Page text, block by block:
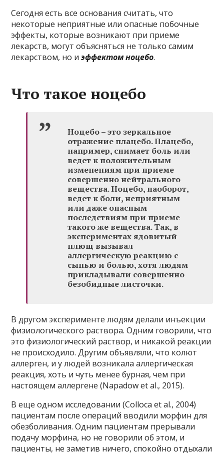
Сегодня есть все основания считать, что
некоторые неприятные или опасные побочные
эффекты, которые возникают при приеме
лекарств, могут объясняться не только самим
лекарством, но и эффектом ноцебо.
Что такое ноцебо
Ноцебо – это зеркальное
отражение плацебо. Плацебо,
например, снимает боль или
ведет к положительным
изменениям при приеме
совершенно нейтрального
вещества. Ноцебо, наоборот,
ведет к боли, неприятным
или даже опасным
последствиям при приеме
такого же вещества. Так, в
экспериментах ядовитый
плющ вызывал
аллергическую реакцию с
сыпью и болью, хотя людям
прикладывали совершенно
безобидные листочки.
В другом эксперименте людям делали инъекции
физиологического раствора. Одним говорили, что
это физиологический раствор, и никакой реакции
не происходило. Другим объявляли, что колют
аллерген, и у людей возникала аллергическая
реакция, хоть и чуть менее бурная, чем при
настоящем аллергене (Napadow et al., 2015).
В еще одном исследовании (Colloca et al., 2004)
пациентам после операций вводили морфин для
обезболивания. Одним пациентам прерывали
подачу морфина, но не говорили об этом, и
пациенты, не заметив ничего, спокойно отдыхали